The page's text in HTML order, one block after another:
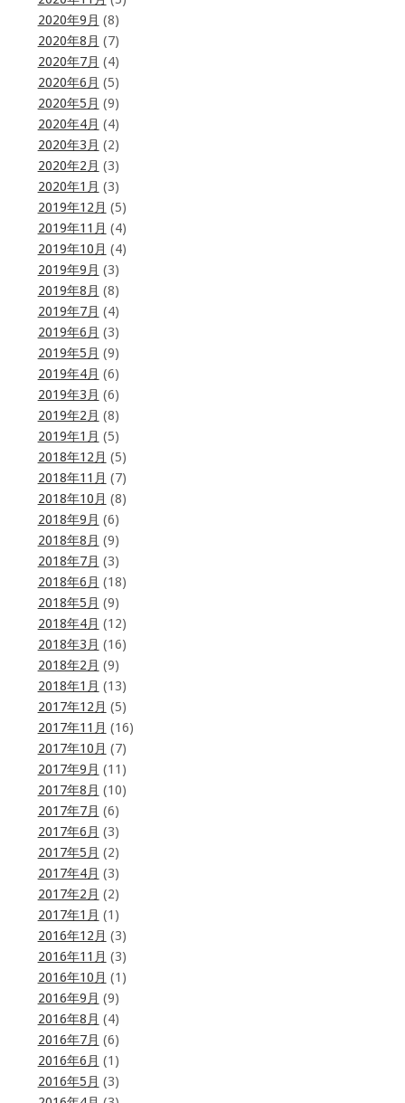
2020年9月 (8)
2020年8月 (7)
2020年7月 (4)
2020年6月 (5)
2020年5月 (9)
2020年4月 (4)
2020年3月 (2)
2020年2月 (3)
2020年1月 (3)
2019年12月 (5)
2019年11月 (4)
2019年10月 (4)
2019年9月 (3)
2019年8月 (8)
2019年7月 (4)
2019年6月 (3)
2019年5月 (9)
2019年4月 (6)
2019年3月 (6)
2019年2月 (8)
2019年1月 (5)
2018年12月 (5)
2018年11月 (7)
2018年10月 (8)
2018年9月 (6)
2018年8月 (9)
2018年7月 (3)
2018年6月 (18)
2018年5月 (9)
2018年4月 (12)
2018年3月 (16)
2018年2月 (9)
2018年1月 (13)
2017年12月 (5)
2017年11月 (16)
2017年10月 (7)
2017年9月 (11)
2017年8月 (10)
2017年7月 (6)
2017年6月 (3)
2017年5月 (2)
2017年4月 (3)
2017年2月 (2)
2017年1月 (1)
2016年12月 (3)
2016年11月 (3)
2016年10月 (1)
2016年9月 (9)
2016年8月 (4)
2016年7月 (6)
2016年6月 (1)
2016年5月 (3)